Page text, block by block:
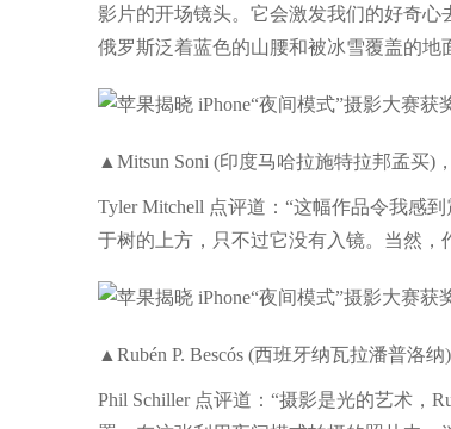
影片的开场镜头。它会激发我们的好奇心
俄罗斯泛着蓝色的山腰和被冰雪覆盖的
▲Mitsun Soni (印度马哈拉施特拉邦孟买)，
Tyler Mitchell 点评道：“这幅作品令我感
于树的上方，只不过它没有入镜。当然，
▲Rubén P. Bescós (西班牙纳瓦拉潘普洛纳
Phil Schiller 点评道：“摄影是光的艺术，